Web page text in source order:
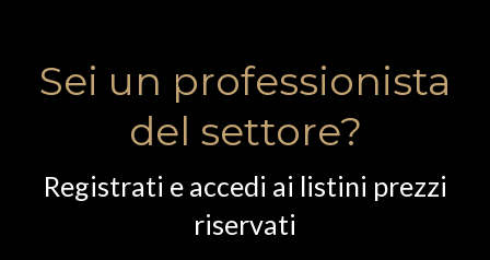
Sei un professionista
del settore?
Registrati e accedi ai listini prezzi
riservati